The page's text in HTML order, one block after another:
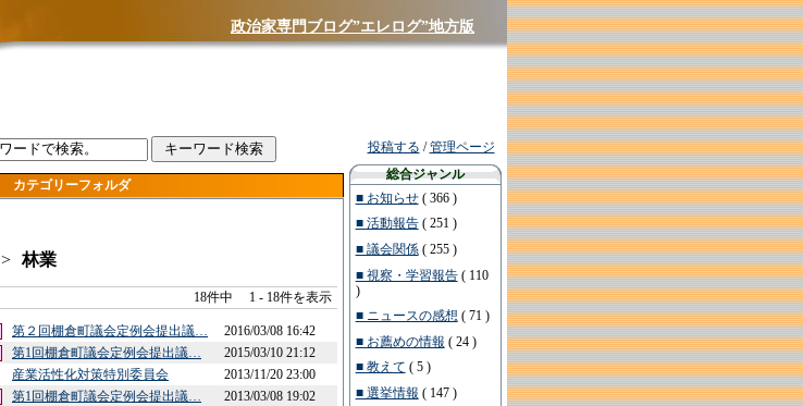
政治家専門ブログ”エレログ”地方版
カテゴリーフォルダ
> 林業
18件中 1 - 18件を表示
第２回棚倉町議会定例会提出議…
2016/03/08 16:42
第1回棚倉町議会定例会提出議…
2015/03/10 21:12
産業活性化対策特別委員会
2013/11/20 23:00
第1回棚倉町議会定例会提出議…
2013/03/08 19:02
投稿する /管理ページ
総合ジャンル
■ お知らせ( 366 )
■ 活動報告( 251 )
■ 議会関係( 255 )
■ 視察・学習報告( 110
)
■ ニュースの感想 ( 71 )
■ お薦めの情報 ( 24 )
■ 教えて ( 5 )
■ 選挙情報 ( 147 )